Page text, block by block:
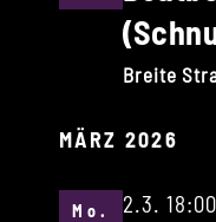
Breite
MÄRZ 2026
Mo. 2.3. 18:00